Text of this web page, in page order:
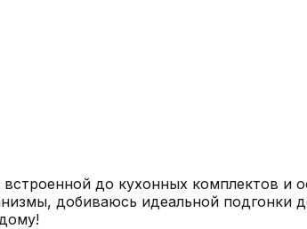
до кухонных комплектов и
добиваюсь идеальной подгонки